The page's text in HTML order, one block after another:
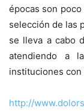
épocas son
selección de las
se lleva a cabo
atendiendo a
instituciones
http://